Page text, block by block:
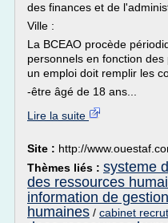
des finances et de
Ville :
La BCEAO procède
personnels en fonction
un emploi doit remplir les
-être âgé de 18 ans...
Lire la suite
Site : http://
Thèmes liés : systeme
des ressources
information de
humaines / cabinet